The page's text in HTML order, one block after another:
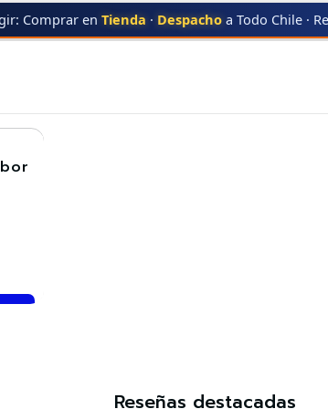
Comprar en Tienda · Despacho a Todo Chile ·
HL-3170CDW
HL-3170CDW
Reseñas destacadas